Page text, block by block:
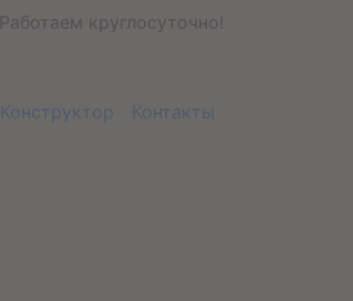
Работаем круглосуточно!
Конструктор Контакты